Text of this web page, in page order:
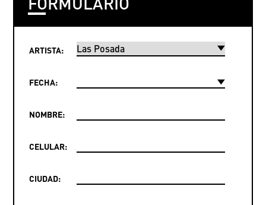
ARTISTA:
FECHA:
NOMBRE:
CELULAR:
CIUDAD: